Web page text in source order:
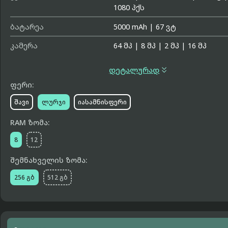
1080 პქს
ბატარეა
5000 mAh | 67 ვტ
კამერა
64 მპ | 8 მპ | 2 მპ | 16 მპ
დეტალურად 
ფერი:
შავი ლურჯი იასამნისფერი
RAM ზომა:
8 12
შემნახველის ზომა:
256 გბ 512 გბ